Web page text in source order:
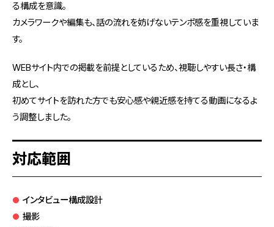
る構成を意識。
カメラワークや編集も、話の流れを妨げないテンポ感を重視していま
す。
WEBサイト内での掲載を前提としているため、視聴しやすい長さ・構
成とし、
初めてサイトを訪れた方でも安心感や親近感を持てる動画になるよ
う調整しました。
対応範囲
インタビュー構成設計
撮影